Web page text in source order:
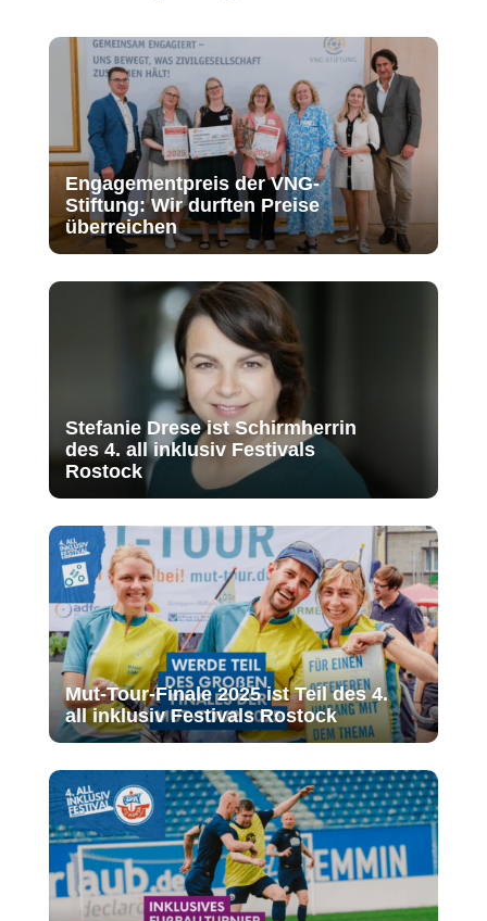
Engagementpreis der VNG-
Stiftung: Wir durften Preise
überreichen
Stefanie Drese ist Schirmherrin
des 4. all inklusiv Festivals
Rostock
Mut-Tour-Finale 2025 ist Teil des 4.
all inklusiv Festivals Rostock